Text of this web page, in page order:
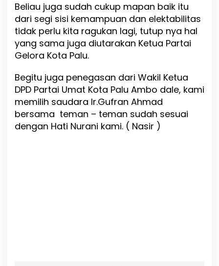
Beliau juga sudah cukup mapan baik itu
dari segi sisi kemampuan dan elektabilitas
tidak perlu kita ragukan lagi, tutup nya hal
yang sama juga diutarakan Ketua Partai
Gelora Kota Palu.
Begitu juga penegasan dari Wakil Ketua
DPD Partai Umat Kota Palu Ambo dale, kami
memilih saudara Ir.Gufran Ahmad
bersama teman – teman sudah sesuai
dengan Hati Nurani kami. ( Nasir )